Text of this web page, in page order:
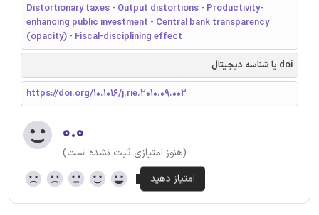
Distortionary taxes - Output distortions - Productivity-
enhancing public investment - Central bank transparency
(opacity) - Fiscal-disciplining effect
doi یا شناسه دیجیتال
https://doi.org/10.1016/j.rie.2010.09.002
۰.۰
(هنوز امتیازی ثبت نشده است)